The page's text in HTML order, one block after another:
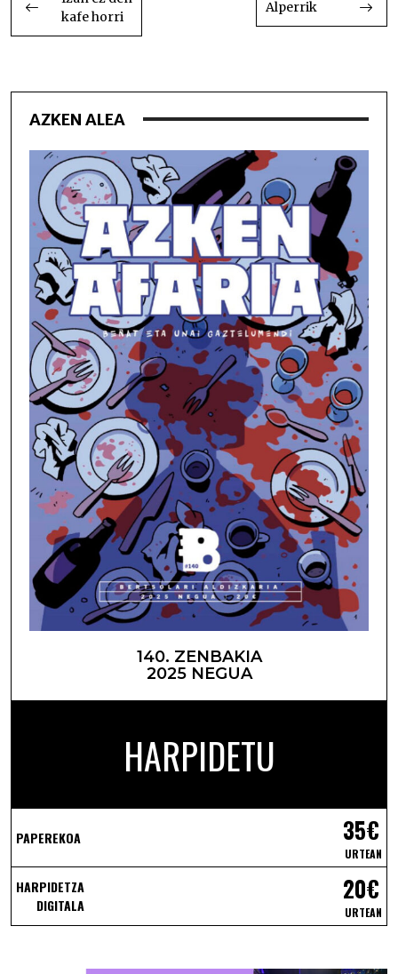
NABIGATU
kafe horri
Alperrik
AZKEN ALEA
140. ZENBAKIA
2025 NEGUA
HARPIDETU
PAPEREKOA 35€
URTEAN
HARPIDETZA
DIGITALA
20€
URTEAN